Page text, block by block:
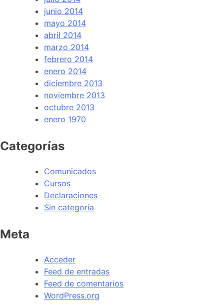
junio 2014
mayo 2014
abril 2014
marzo 2014
febrero 2014
enero 2014
diciembre 2013
noviembre 2013
octubre 2013
enero 1970
Categorías
Comunicados
Cursos
Declaraciones
Sin categoría
Meta
Acceder
Feed de entradas
Feed de comentarios
WordPress.org